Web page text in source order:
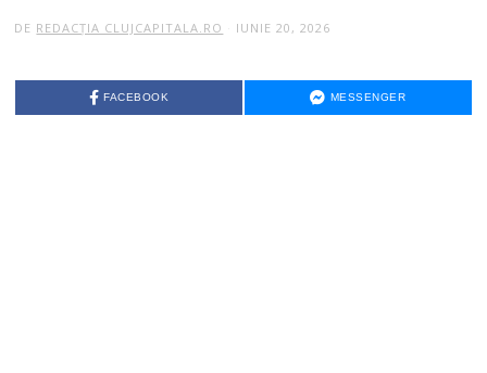
DE REDACȚIA CLUJCAPITALA.RO IUNIE 20, 2026
FACEBOOK MESSENGER